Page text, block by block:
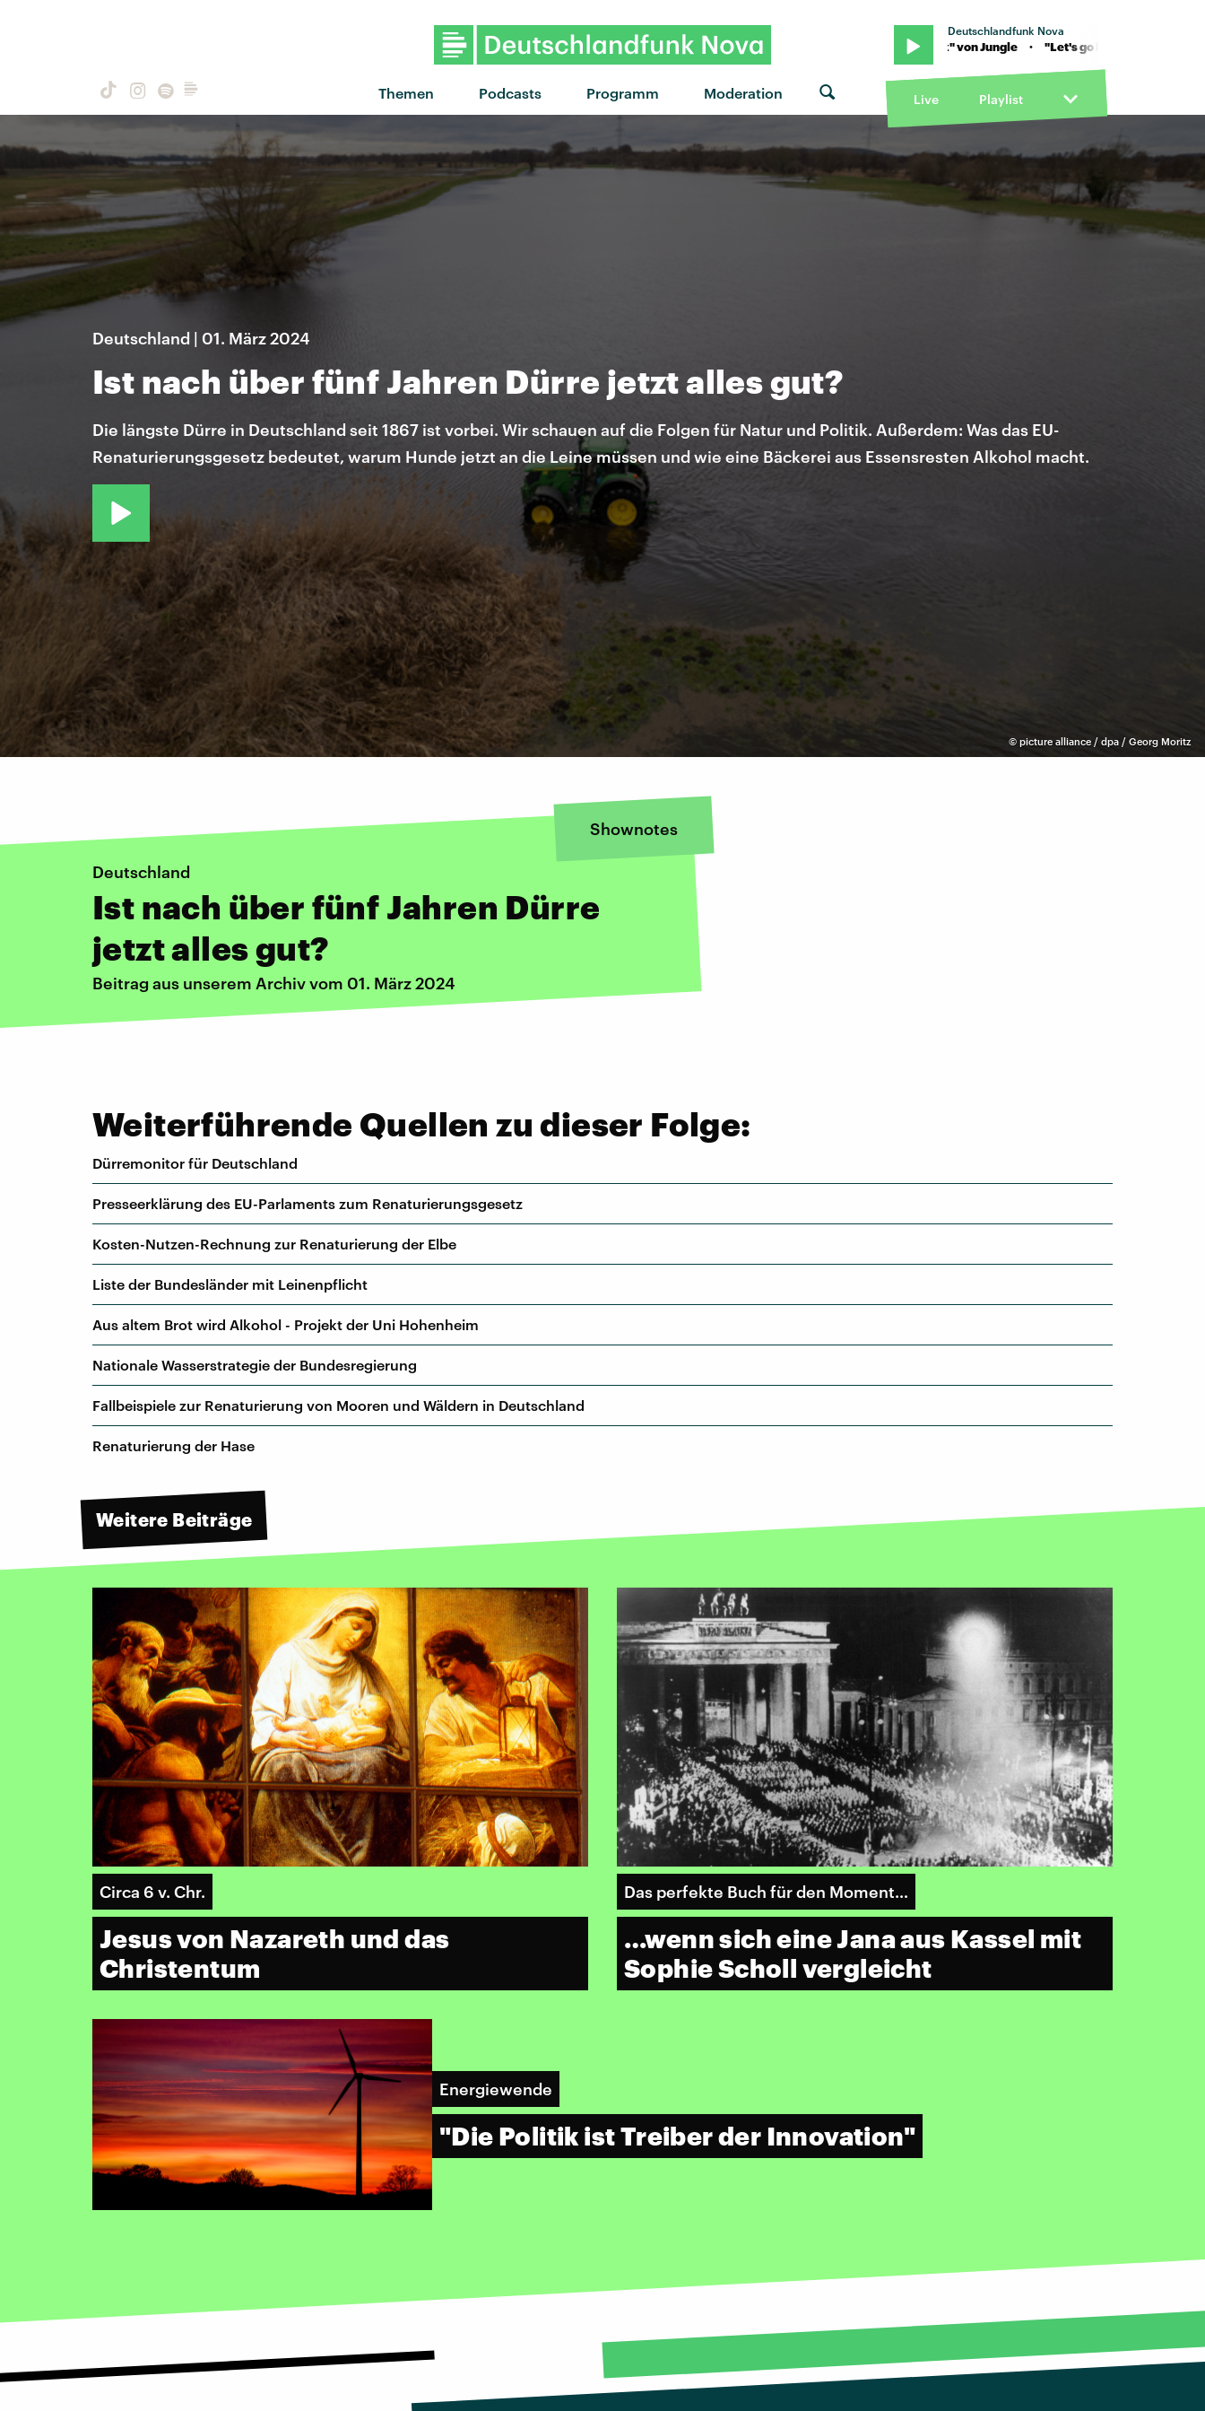
Themen Podcasts Programm Moderation
Deutschlandfunk Nova
"Let's go back" von Jungle · "Let's go back" von Jungle · "Let's go back" von Jungle
Live Playlist
© picture alliance / dpa / Georg Moritz
Deutschland | 01. März 2024
Ist nach über fünf Jahren Dürre jetzt alles gut?
Die längste Dürre in Deutschland seit 1867 ist vorbei. Wir schauen auf die Folgen für Natur und Politik. Außerdem: Was das EU-
Renaturierungsgesetz bedeutet, warum Hunde jetzt an die Leine müssen und wie eine Bäckerei aus Essensresten Alkohol macht.
Shownotes
Deutschland
Ist nach über fünf Jahren Dürre
jetzt alles gut?
Beitrag aus unserem Archiv vom 01. März 2024
Weiterführende Quellen zu dieser Folge:
Dürremonitor für Deutschland
Presseerklärung des EU-Parlaments zum Renaturierungsgesetz
Kosten-Nutzen-Rechnung zur Renaturierung der Elbe
Liste der Bundesländer mit Leinenpflicht
Aus altem Brot wird Alkohol - Projekt der Uni Hohenheim
Nationale Wasserstrategie der Bundesregierung
Fallbeispiele zur Renaturierung von Mooren und Wäldern in Deutschland
Renaturierung der Hase
Weitere Beiträge
Circa 6 v. Chr.
Jesus von Nazareth und das
Christentum
Das perfekte Buch für den Moment…
…wenn sich eine Jana aus Kassel mit
Sophie Scholl vergleicht
Energiewende
"Die Politik ist Treiber der Innovation"